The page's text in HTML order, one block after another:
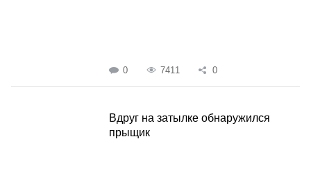
0 7411 0
Вдруг на затылке обнаружился
прыщик